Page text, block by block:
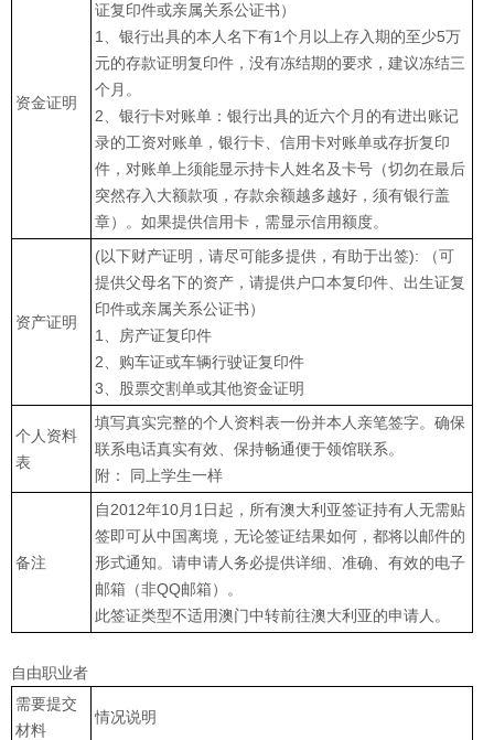
资金证明
证复印件或亲属关系公证书）
1、银行出具的本人名下有1个月以上存入期的至少5万
元的存款证明复印件，没有冻结期的要求，建议冻结三
个月。
2、银行卡对账单：银行出具的近六个月的有进出账记
录的工资对账单，银行卡、信用卡对账单或存折复印
件，对账单上须能显示持卡人姓名及卡号（切勿在最后
突然存入大额款项，存款余额越多越好，须有银行盖
章）。如果提供信用卡，需显示信用额度。
资产证明
(以下财产证明，请尽可能多提供，有助于出签): （可
提供父母名下的资产，请提供户口本复印件、出生证复
印件或亲属关系公证书）
1、房产证复印件
2、购车证或车辆行驶证复印件
3、股票交割单或其他资金证明
个人资料
表
填写真实完整的个人资料表一份并本人亲笔签字。确保
联系电话真实有效、保持畅通便于领馆联系。
附： 同上学生一样
备注
自2012年10月1日起，所有澳大利亚签证持有人无需贴
签即可从中国离境，无论签证结果如何，都将以邮件的
形式通知。请申请人务必提供详细、准确、有效的电子
邮箱（非QQ邮箱）。
此签证类型不适用澳门中转前往澳大利亚的申请人。
自由职业者
需要提交
材料
情况说明